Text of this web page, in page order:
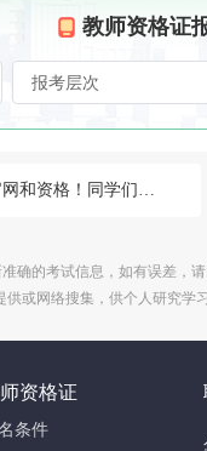
教师资格证
同学们遇到了哪些问题→
确的考试信息，如有误差，
供或网络搜集，供个人研究学
资格证
条件